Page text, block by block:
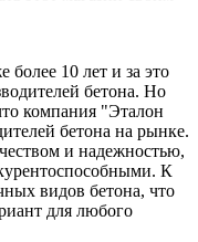
более 10 лет и за это
бетона. Но
компания "Эталон
бетона на рынке.
и надежностью,
К
видов бетона, что
для любого